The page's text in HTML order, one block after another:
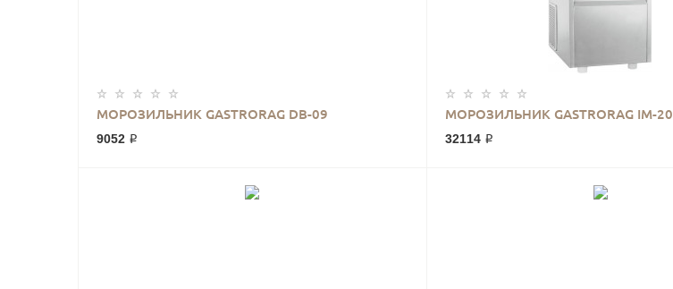
МОРОЗИЛЬНИК GASTRORAG DB-09
9052 ₽
МОРОЗИЛЬНИК GASTRORAG IM-20
32114 ₽